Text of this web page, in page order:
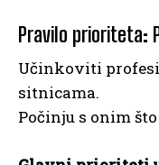
Pravilo prioriteta:
Učinkoviti
sitnicama.
Počinju s onim